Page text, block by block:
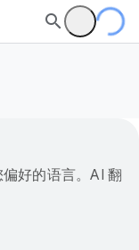
好的语言。AI 翻